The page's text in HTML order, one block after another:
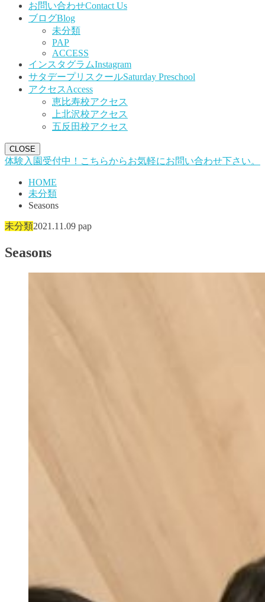
お問い合わせContact Us
ブログBlog
未分類
PAP
ACCESS
インスタグラムInstagram
サタデープリスクールSaturday Preschool
アクセスAccess
恵比寿校アクセス
上北沢校アクセス
五反田校アクセス
CLOSE
体験入園受付中！こちらからお気軽にお問い合わせ下さい。
HOME
未分類
Seasons
未分類2021.11.09 pap
Seasons